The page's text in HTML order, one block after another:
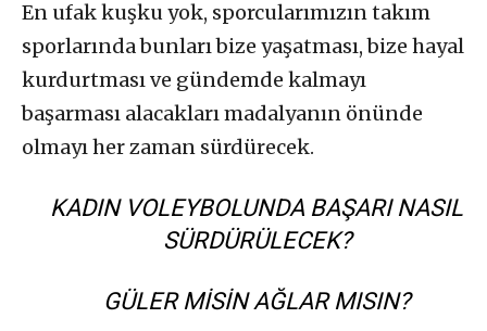
En ufak kuşku yok, sporcularımızın takım
sporlarında bunları bize yaşatması, bize hayal
kurdurtması ve gündemde kalmayı
başarması alacakları madalyanın önünde
olmayı her zaman sürdürecek.
KADIN VOLEYBOLUNDA BAŞARI NASIL
SÜRDÜRÜLECEK?
GÜLER MISIN AĞLAR MISIN?